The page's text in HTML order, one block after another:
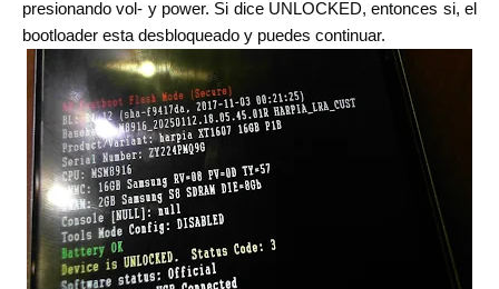
presionando vol- y power. Si dice UNLOCKED, entonces si, el
bootloader esta desbloqueado y puedes continuar.